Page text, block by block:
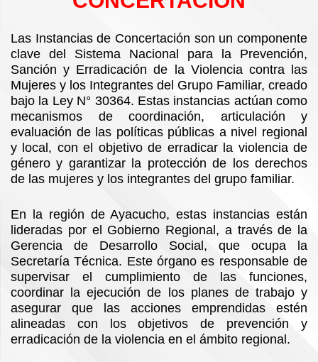
Las Instancias de Concertación son un componente
clave del Sistema Nacional para la Prevención,
Sanción y Erradicación de la Violencia contra las
Mujeres y los Integrantes del Grupo Familiar, creado
bajo la Ley N° 30364. Estas instancias actúan como
mecanismos de coordinación, articulación y
evaluación de las políticas públicas a nivel regional
y local, con el objetivo de erradicar la violencia de
género y garantizar la protección de los derechos
de las mujeres y los integrantes del grupo familiar.
En la región de Ayacucho, estas instancias están
lideradas por el Gobierno Regional, a través de la
Gerencia de Desarrollo Social, que ocupa la
Secretaría Técnica. Este órgano es responsable de
supervisar el cumplimiento de las funciones,
coordinar la ejecución de los planes de trabajo y
asegurar que las acciones emprendidas estén
alineadas con los objetivos de prevención y
erradicación de la violencia en el ámbito regional.